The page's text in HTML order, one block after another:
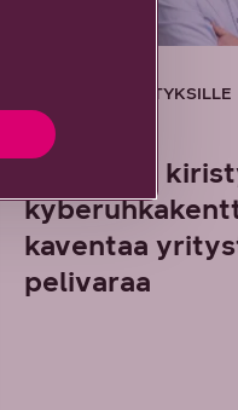
6/2026 DNA YRITYKSILLE
Euroopan
kaventaa
pelivaraa